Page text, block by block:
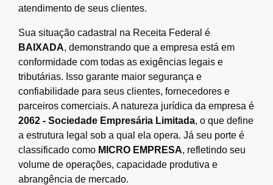
atendimento de seus clientes.
Sua situação cadastral na Receita Federal é
BAIXADA, demonstrando que a empresa está em
conformidade com todas as exigências legais e
tributárias. Isso garante maior segurança e
confiabilidade para seus clientes, fornecedores e
parceiros comerciais. A natureza jurídica da empresa é
2062 - Sociedade Empresária Limitada, o que define
a estrutura legal sob a qual ela opera. Já seu porte é
classificado como MICRO EMPRESA, refletindo seu
volume de operações, capacidade produtiva e
abrangência de mercado.